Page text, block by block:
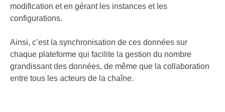
modification et en gérant les instances et les
configurations.
Ainsi, c’est la synchronisation de ces données sur
chaque plateforme qui facilite la gestion du nombre
grandissant des données, de même que la collaboration
entre tous les acteurs de la chaîne.